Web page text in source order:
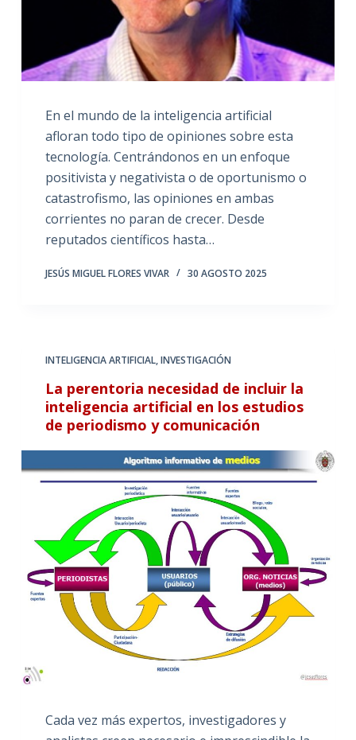
En el mundo de la inteligencia artificial
afloran todo tipo de opiniones sobre esta
tecnología. Centrándonos en un enfoque
positivista y negativista o de oportunismo o
catastrofismo, las opiniones en ambas
corrientes no paran de crecer. Desde
reputados científicos hasta…
JESÚS MIGUEL FLORES VIVAR 30 AGOSTO 2025
INTELIGENCIA ARTIFICIAL,INVESTIGACIÓN
La perentoria necesidad de incluir la
inteligencia artificial en los estudios
de periodismo y comunicación
Cada vez más expertos, investigadores y